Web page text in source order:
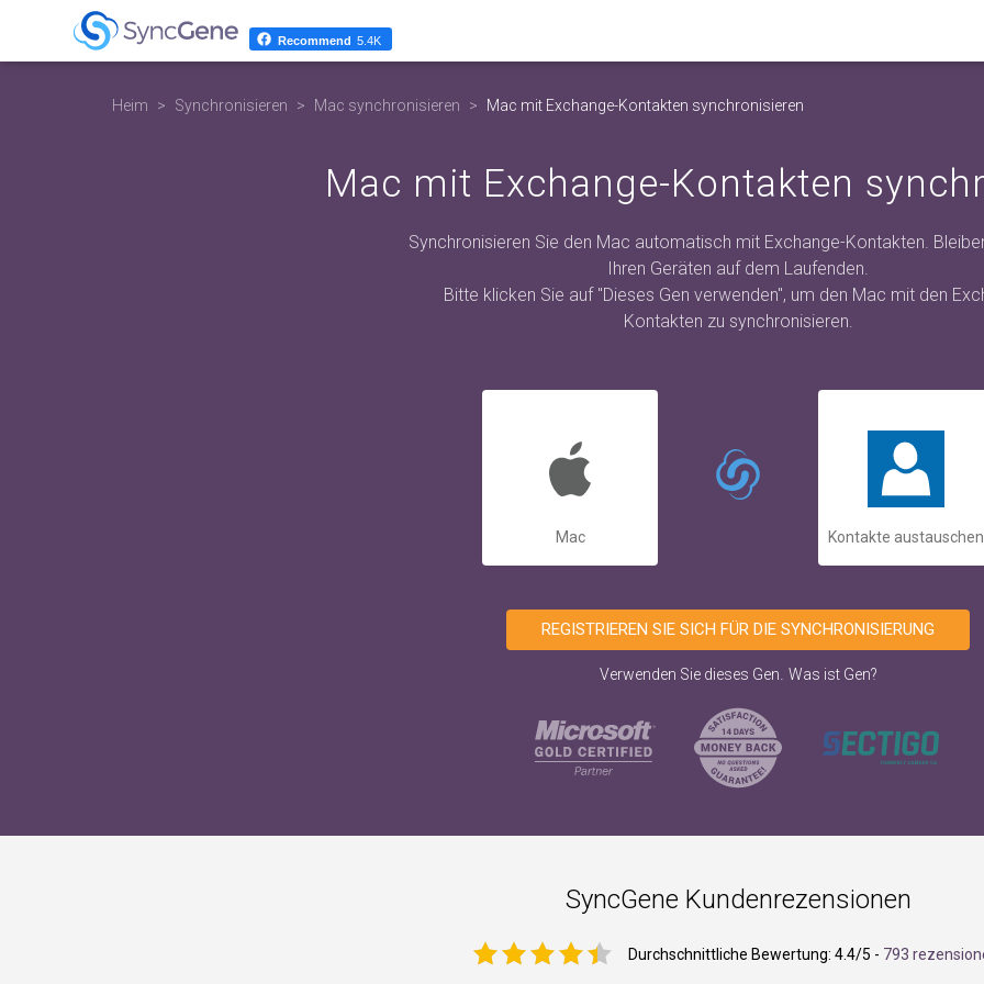
Heim Synchronisieren Mac synchronisieren Mac mit Exchange-Kontakten synchronisieren
Mac mit Exchange-Kontakten
Synchronisieren Sie den Mac automatisch mit Exchange-Kontakten.
Ihren Geräten auf dem Laufenden.
Bitte klicken Sie auf "Dieses Gen verwenden", um den Mac mit den
Kontakten zu synchronisieren.
Mac Kontakte austauschen
REGISTRIEREN SIE SICH FÜR DIE SYNCHRONISIERUNG
Verwenden Sie dieses Gen. Was ist Gen?
SyncGene Kundenrezensionen
Durchschnittliche Bewertung: 4.4/5 - 793
Recommend 5.4K